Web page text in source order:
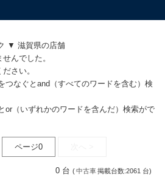
▼ 滋賀県の店舗
んでした。
さい。
つなぐとand（すべてのワードを含む）検
or（いずれかのワードを含んだ）検索がで
ページ0
0 台 (中古車掲載台数:2061 台)